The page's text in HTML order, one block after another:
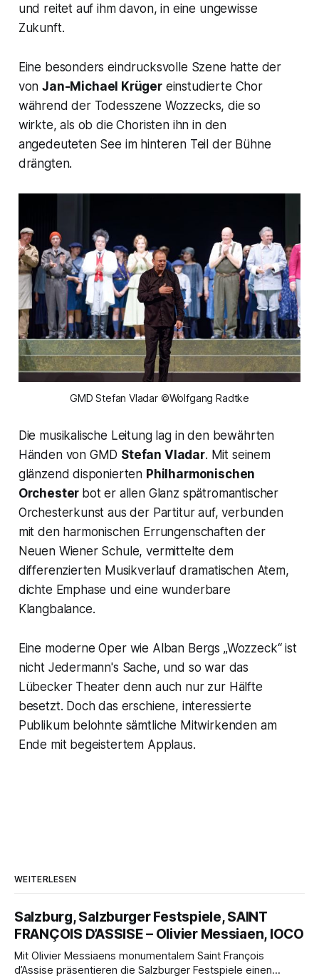
und reitet auf ihm davon, in eine ungewisse
Zukunft.
Eine besonders eindrucksvolle Szene hatte der
vonJan-Michael Krügereinstudierte Chor
während der Todesszene Wozzecks, die so
wirkte, als ob die Choristen ihn in den
angedeuteten See im hinteren Teil der Bühne
drängten.
GMD Stefan Vladar ©Wolfgang Radtke
Die musikalische Leitung lag in den bewährten
Händen von GMD Stefan Vladar. Mit seinem
glänzend disponierten Philharmonischen
Orchester bot er allen Glanz spätromantischer
Orchesterkunst aus der Partitur auf, verbunden
mit den harmonischen Errungenschaften der
Neuen Wiener Schule, vermittelte dem
differenzierten Musikverlauf dramatischen Atem,
dichte Emphase und eine wunderbare
Klangbalance.
Eine moderne Oper wie Alban Bergs „Wozzeck“ ist
nicht Jedermann's Sache, und so war das
Lübecker Theater denn auch nur zur Hälfte
besetzt. Doch das erschiene, interessierte
Publikum belohnte sämtliche Mitwirkenden am
Ende mit begeistertem Applaus.
WEITERLESEN
Salzburg, Salzburger Festspiele, SAINT
FRANÇOIS D’ASSISE – Olivier Messiaen, IOCO
Mit Olivier Messiaens monumentalem Saint François
d’Assise präsentieren die Salzburger Festspiele einen